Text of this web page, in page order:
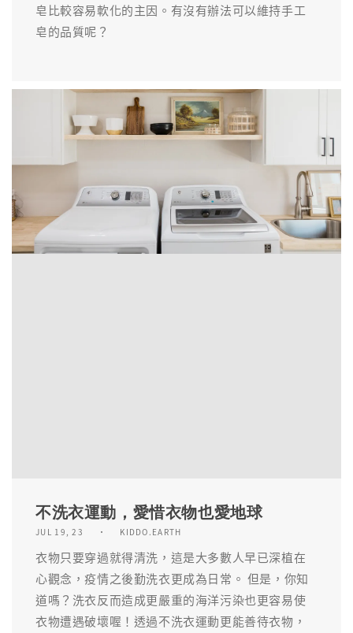
皂比較容易軟化的主因。有沒有辦法可以維持手工
皂的品質呢？
不洗衣運動，愛惜衣物也愛地球
JUL 19, 23 KIDDO.EARTH
衣物只要穿過就得清洗，這是大多數人早已深植在
心觀念，疫情之後勤洗衣更成為日常。 但是，你知
道嗎？洗衣反而造成更嚴重的海洋污染也更容易使
衣物遭遇破壞喔！透過不洗衣運動更能善待衣物，